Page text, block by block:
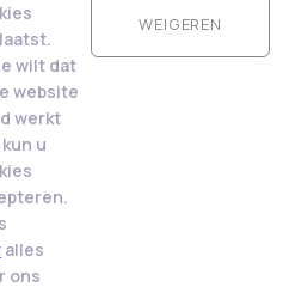
wilt dat
website
werkt
u
alles
ons
WEIGEREN